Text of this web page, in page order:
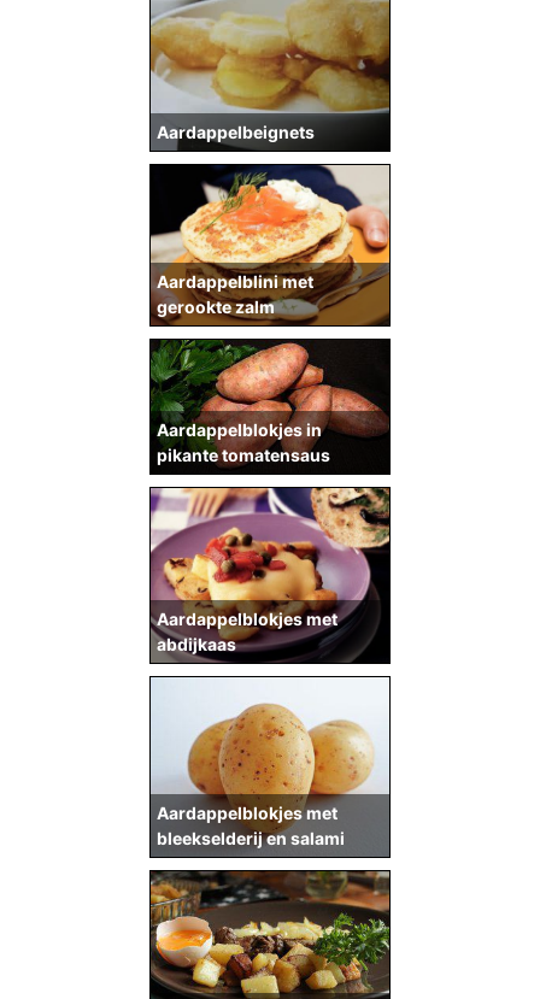
Aardappelbeignets
Aardappelblini met
gerookte zalm
Aardappelblokjes in
pikante tomatensaus
Aardappelblokjes met
abdijkaas
Aardappelblokjes met
bleekselderij en salami